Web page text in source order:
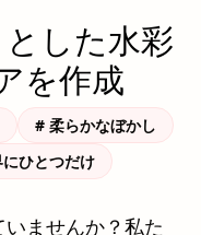
した水彩
を作成
# 柔らかなぼかし
ひとつだけ
ませんか？私た